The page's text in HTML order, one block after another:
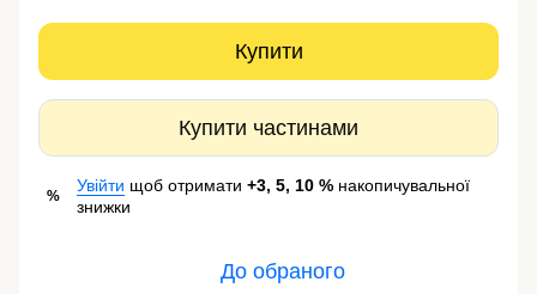
Купити
Купити частинами
%
Увійти щоб отримати +3, 5, 10 % накопичувальної
знижки
До обраного